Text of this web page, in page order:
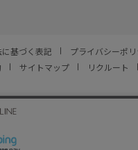
基づく表記 プライバシーポ
サイトマップ リクルート
© JUN CO.,LTD. ALL RIGHTS